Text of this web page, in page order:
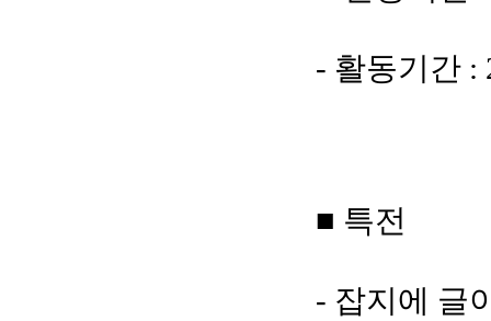
- 활동기간 :
■ 특전
- 잡지에 글